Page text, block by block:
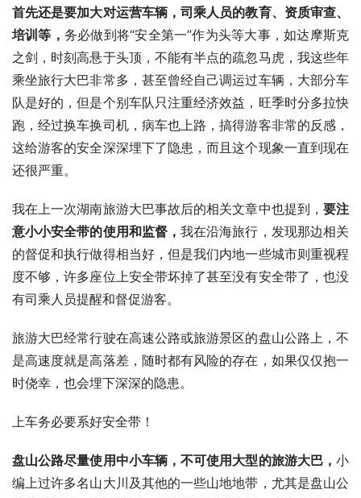
首先还是要加大对运营车辆，司乘人员的教育、资质审查、
培训等， 务必做到将“安全第一”作为头等大事，如达摩斯克
之剑，时刻高悬于头顶，不能有半点的疏忽马虎，我这些年
乘坐旅行大巴非常多，甚至曾经自己调运过车辆，大部分车
队是好的，但是个别车队只注重经济效益，旺季时分多拉快
跑，经过换车换司机，病车也上路，搞得游客非常的反感，
这给游客的安全深深埋下了隐患，而且这个现象一直到现在
还很严重。
我在上一次湖南旅游大巴事故后的相关文章中也提到， 要注
意小小安全带的使用和监督，我在沿海旅行，发现那边相关
的督促和执行做得相当好，但是我们内地一些城市则重视程
度不够，许多座位上安全带坏掉了甚至没有安全带了，也没
有司乘人员提醒和督促游客。
旅游大巴经常行驶在高速公路或旅游景区的盘山公路上，不
是高速度就是高落差，随时都有风险的存在，如果仅仅抱一
时侥幸，也会埋下深深的隐患。
上车务必要系好安全带！
盘山公路尽量使用中小车辆，不可使用大型的旅游大巴， 小
编上过许多名山大川及其他的一些山地地带，尤其是盘山公